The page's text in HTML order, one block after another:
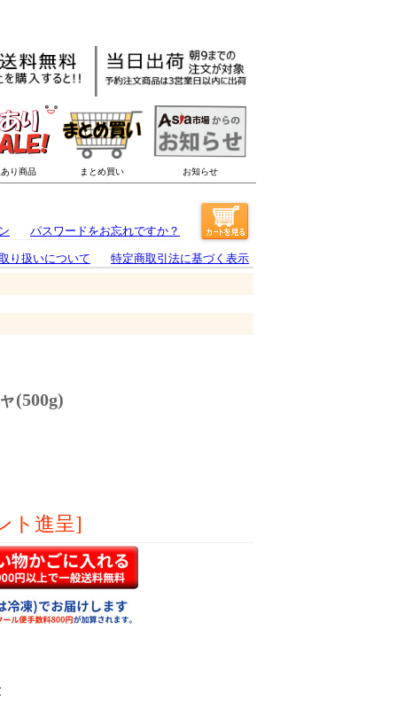
パスワードをお忘れですか？
り扱いについて 特定商取引法に基づく表示
(500g)
ト進呈]